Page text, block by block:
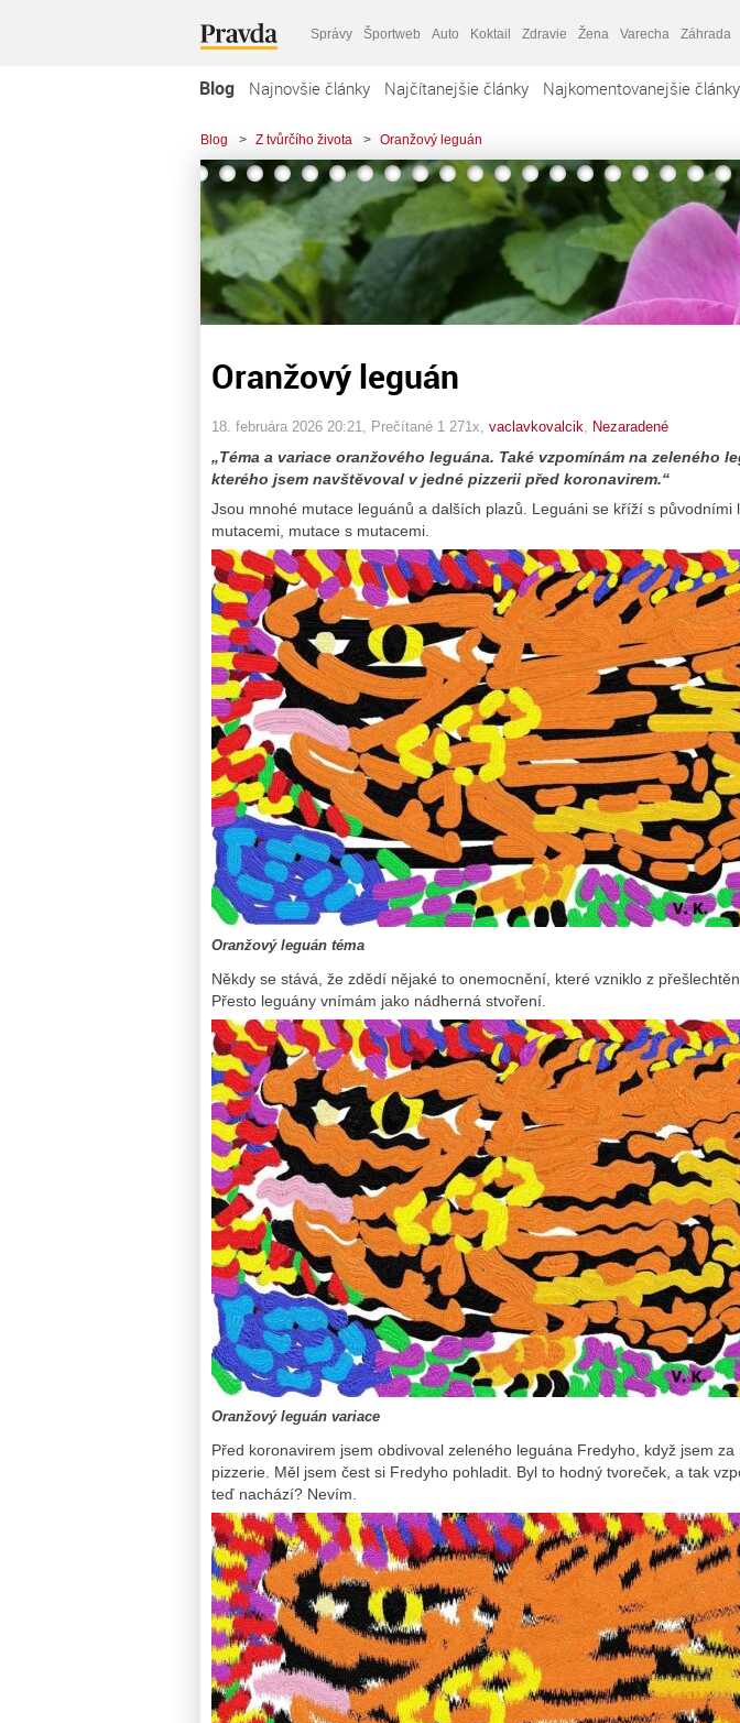
Správy Športweb Auto Koktail Zdravie Žena Varecha Záhrada
Blog Najnovšie články Najčítanejšie články Najkomentovanejšie články
Blog > Z tvůrčího života > Oranžový leguán
Oranžový leguán
18. februára 2026 20:21 , Prečítané 1 271x, vaclavkovalcik Nezaradené
„Téma a variace oranžového leguána. Také vzpomínám na zeleného
kterého jsem navštěvoval v jedné pizzerii před koronavirem.“
Jsou mnohé mutace leguánů a dalších plazů. Leguáni se kříží s původními
mutacemi, mutace s mutacemi.
Oranžový leguán téma
Někdy se stává, že zdědí nějaké to onemocnění, které vzniklo z
Přesto leguány vnímám jako nádherná stvoření.
Oranžový leguán variace
Před koronavirem jsem obdivoval zeleného leguána Fredyho, když jsem
pizzerie. Měl jsem čest si Fredyho pohladit. Byl to hodný tvoreček, a tak
teď nachází? Nevím.